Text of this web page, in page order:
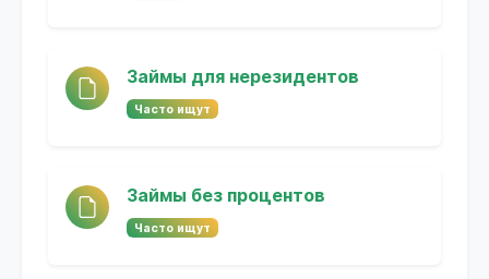
Займы для нерезидентов
Часто ищут
Займы без процентов
Часто ищут